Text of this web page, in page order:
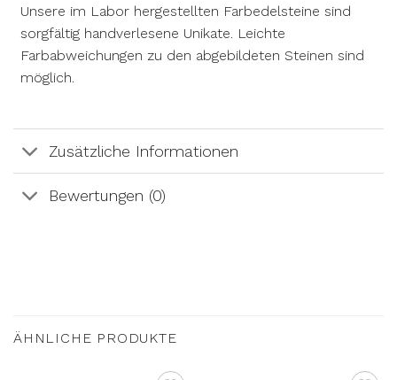
Unsere im Labor hergestellten Farbedelsteine sind
sorgfältig handverlesene Unikate. Leichte
Farbabweichungen zu den abgebildeten Steinen sind
möglich.
Zusätzliche Informationen
Bewertungen (0)
ÄHNLICHE PRODUKTE